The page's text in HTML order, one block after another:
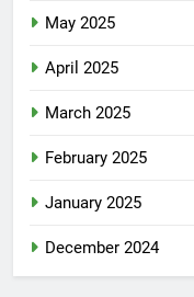
May 2025
April 2025
March 2025
February 2025
January 2025
December 2024